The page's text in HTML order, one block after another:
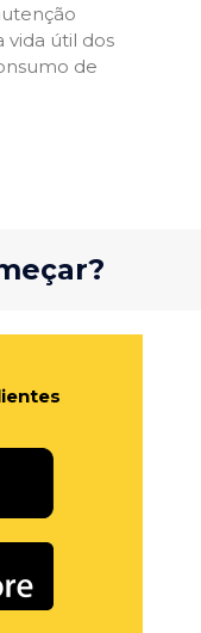
vida útil dos
de